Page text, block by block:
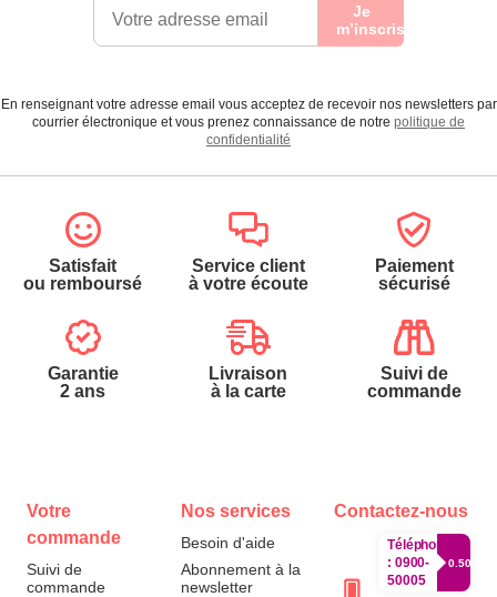
Je
m’inscris
En renseignant votre adresse email vous acceptez de recevoir nos newsletters par
courrier électronique et vous prenez connaissance de notre politique de
confidentialité
Satisfait
ou remboursé
Service client
à votre écoute
Paiement
sécurisé
Garantie
2 ans
Livraison
à la carte
Suivi de
commande
Votre
commande
Suivi de
commande
Nos services
Besoin d'aide
Abonnement à la
newsletter
Contactez-nous
Téléphone
: 0900-
50005
0.50€/